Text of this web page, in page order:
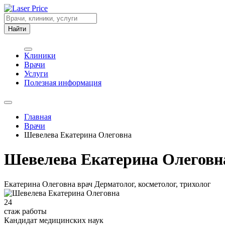
Найти
Клиники
Врачи
Услуги
Полезная информация
Главная
Врачи
Шевелева Екатерина Олеговна
Шевелева Екатерина
Екатерина Олеговна врач Дерматолог, косметолог, трихолог
24
стаж работы
Кандидат медицинских наук